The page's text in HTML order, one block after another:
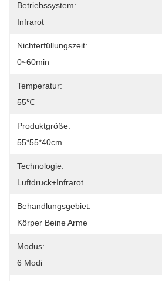
Betriebssystem:
Infrarot
Nichterfüllungszeit:
0~60min
Temperatur:
55℃
Produktgröße:
55*55*40cm
Technologie:
Luftdruck+Infrarot
Behandlungsgebiet:
Körper Beine Arme
Modus:
6 Modi